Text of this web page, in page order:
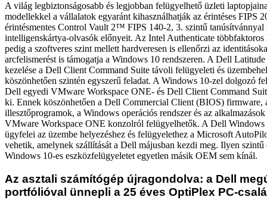
A világ legbiztonságosabb és legjobban felügyelhető üzleti
modellekkel a vállalatok egyaránt kihasználhatják az érintéses FIPS
érintésmentes Control Vault 2™ FIPS 140-2, 3. szintű tanúsítvánnyal
intelligenskártya-olvasók előnyeit. Az Intel Authenticate többfaktoros
pedig a szoftveres szint mellett hardveresen is ellenőrzi az
arcfelismerést is támogatja a Windows 10 rendszeren. A Dell
kezelése a Dell Client Command Suite távoli felügyeleti és
köszönhetően szintén egyszerű feladat. A Windows 10-zel dolgozó
Dell egyedi VMware Workspace ONE- és Dell Client Command
ki. Ennek köszönhetően a Dell Commercial Client (BIOS) firmware,
illesztőprogramok, a Windows operációs rendszer és az
VMware Workspace ONE konzolról felügyelhetők. A Dell Windows
ügyfelei az üzembe helyezéshez és felügyelethez a Microsoft
vehetik, amelynek szállítását a Dell májusban kezdi meg. Ilyen szintű
Windows 10-es eszközfelügyeletet egyetlen másik OEM sem kínál.
Az asztali számítógép újragondolva: a Dell
portfólióval ünnepli a 25 éves OptiPlex PC-